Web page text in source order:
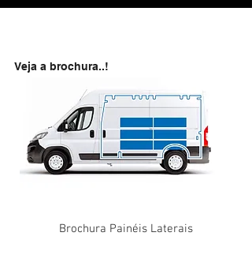
Veja a brochura..!
Brochura Painéis Laterais